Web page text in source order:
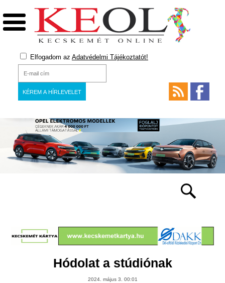
Elfogadom az Adatvédelmi Tájékoztatót!
Hódolat a stúdiónak
2024. május 3. 00:01